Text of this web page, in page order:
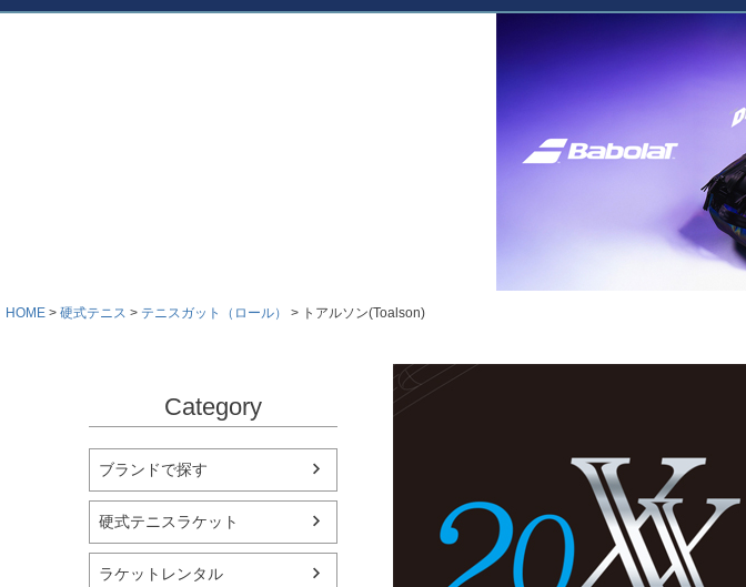
HOME 硬式テニス テニスガット（ロール） トアルソン(Toalson)
Category
ブランドで探す
硬式テニスラケット
ラケットレンタル